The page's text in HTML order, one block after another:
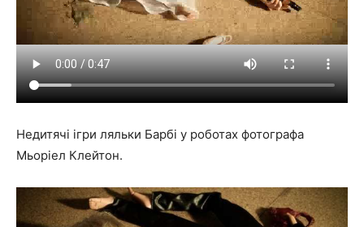
Недитячі ігри ляльки Барбі у роботах фотографа
Мьоріел Клейтон.